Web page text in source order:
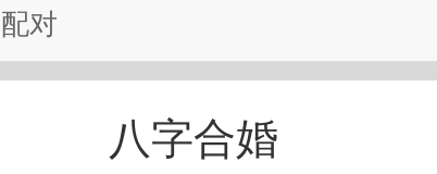
配对
八字合婚